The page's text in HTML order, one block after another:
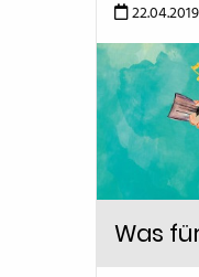
22.04.2019
Was